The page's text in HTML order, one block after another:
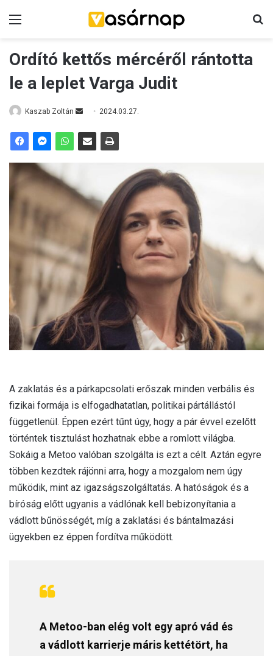
Ordító kettős mércéről rántotta
le a leplet Varga Judit
Kaszab Zoltán
n
e
2024.03.27.
A zaklatás és a párkapcsolati erőszak minden verbális és
fizikai formája is elfogadhatatlan, politikai pártállástól
függetlenül. Éppen ezért tűnt úgy, hogy a pár évvel ezelőtt
történtek tisztulást hozhatnak ebbe a romlott világba.
Sokáig a Metoo valóban szolgálta is ezt a célt. Aztán egyre
többen kezdtek rájönni arra, hogy a mozgalom nem úgy
működik, mint az igazságszolgáltatás. A hatóságok és a
bíróság előtt ugyanis a vádlónak kell bebizonyítania a
vádlott bűnösségét, míg a zaklatási és bántalmazási
ügyekben ez éppen fordítva működött.
A Metoo-ban elég volt egy apró vád és
a vádlott karrierje máris kettétört, ha